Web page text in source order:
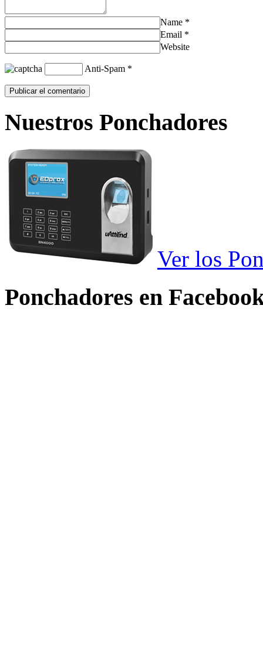
Name *
Email *
Website
Anti-Spam *
Nuestros Ponchadores
Ver los
Ponchadores en